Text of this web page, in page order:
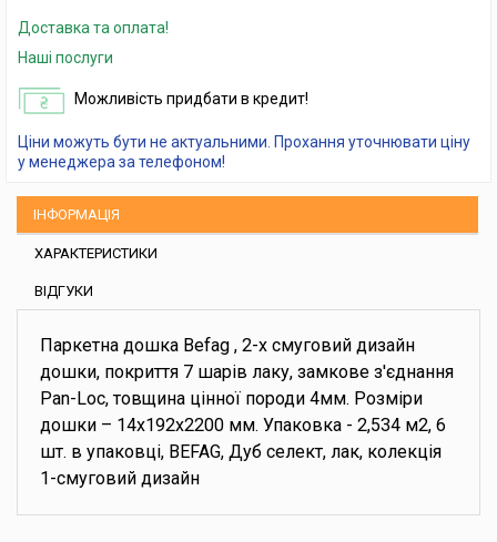
Доставка та оплата!
Наші послуги
Можливість придбати в кредит!
Ціни можуть бути не актуальними. Прохання уточнювати ціну
у менеджера за телефоном!
ІНФОРМАЦІЯ
ХАРАКТЕРИСТИКИ
ВІДГУКИ
Паркетна дошка Befag , 2-х смуговий дизайн
дошки, покриття 7 шарів лаку, замкове з'єднання
Pan-Loc, товщина цінної породи 4мм. Розміри
дошки – 14x192x2200 мм. Упаковка - 2,534 м2, 6
шт. в упаковці, BEFAG, Дуб селект, лак, колекція
1-смуговий дизайн